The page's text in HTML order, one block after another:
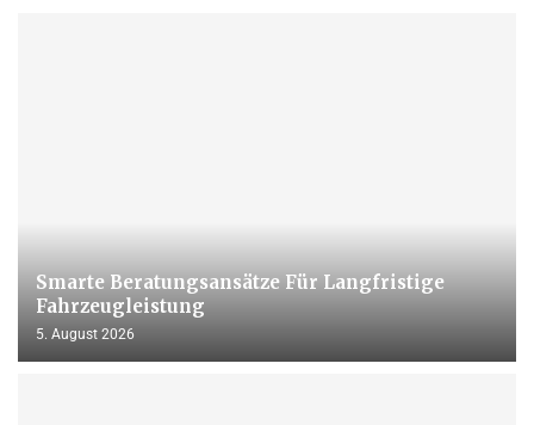
Smarte Beratungsansätze Für Langfristige
Fahrzeugleistung
5. August 2026